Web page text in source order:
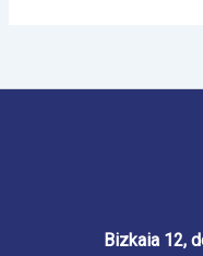
Bizkaia 12,